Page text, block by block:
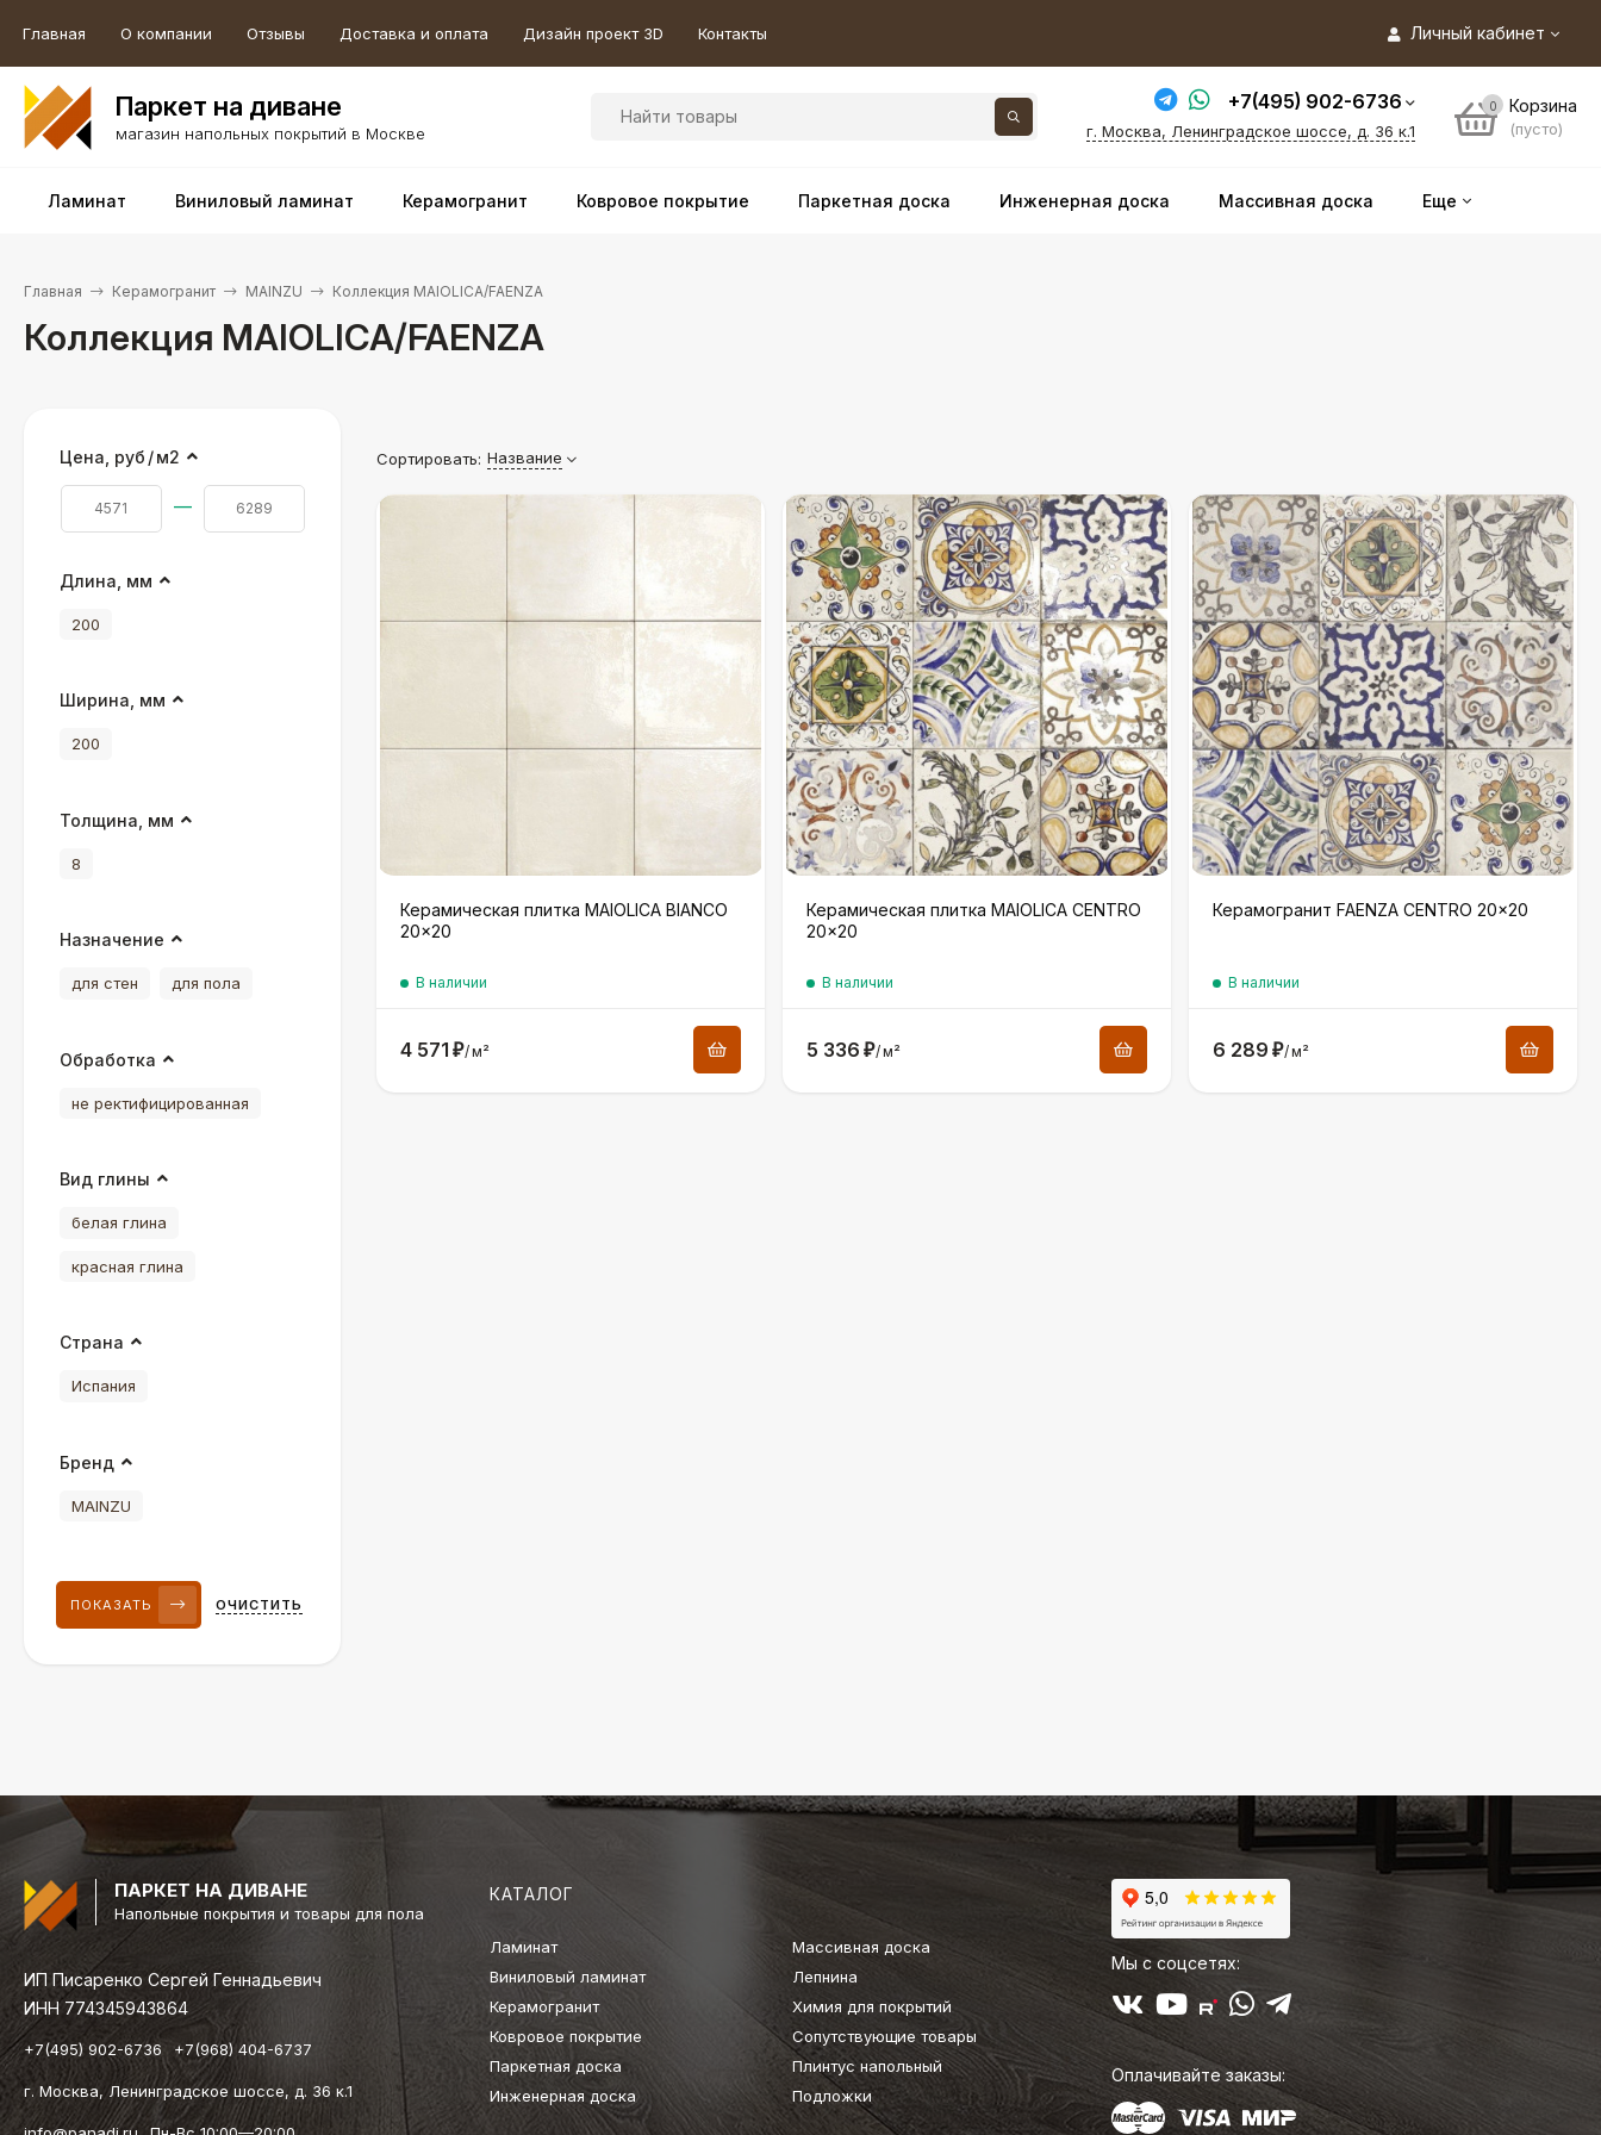
Личный кабинет
Главная О компании Отзывы Доставка и оплата Дизайн проект 3D Контакты
Паркет на диване
магазин напольных покрытий в Москве
+7(495) 902-6736
г. Москва, Ленинградское шоссе, д. 36 к.1
0 Корзина
(пусто)
Ламинат Виниловый ламинат Керамогранит Ковровое покрытие Паркетная доска Инженерная доска Массивная доска Еще
Главная Керамогранит MAINZU Коллекция MAIOLICA/FAENZA
Коллекция MAIOLICA/FAENZA
Сортировать: Название
Керамическая плитка MAIOLICA BIANCO
20×20
В наличии
4 571 ₽/м²
Керамическая плитка MAIOLICA CENTRO
20×20
В наличии
5 336 ₽/м²
Керамогранит FAENZA CENTRO 20×20
В наличии
6 289 ₽/м²
Цена, руб /м2
—
Длина, мм
200
Ширина, мм
200
Толщина, мм
8
Назначение
для стен для пола
Обработка
не ректифицированная
Вид глины
белая глина
красная глина
Страна
Испания
Бренд
MAINZU
ПОКАЗАТЬ ОЧИСТИТЬ
ПАРКЕТ НА ДИВАНЕ
Напольные покрытия и товары для пола
ИП Писаренко Сергей Геннадьевич
ИНН 774345943864
+7(495) 902-6736 +7(968) 404-6737
г. Москва, Ленинградское шоссе, д. 36 к.1
КАТАЛОГ
Ламинат
Виниловый ламинат
Керамогранит
Ковровое покрытие
Паркетная доска
Инженерная доска
Массивная доска
Лепнина
Химия для покрытий
Сопутствующие товары
Плинтус напольный
Подложки
Мы с соцсетях:
Оплачивайте заказы: